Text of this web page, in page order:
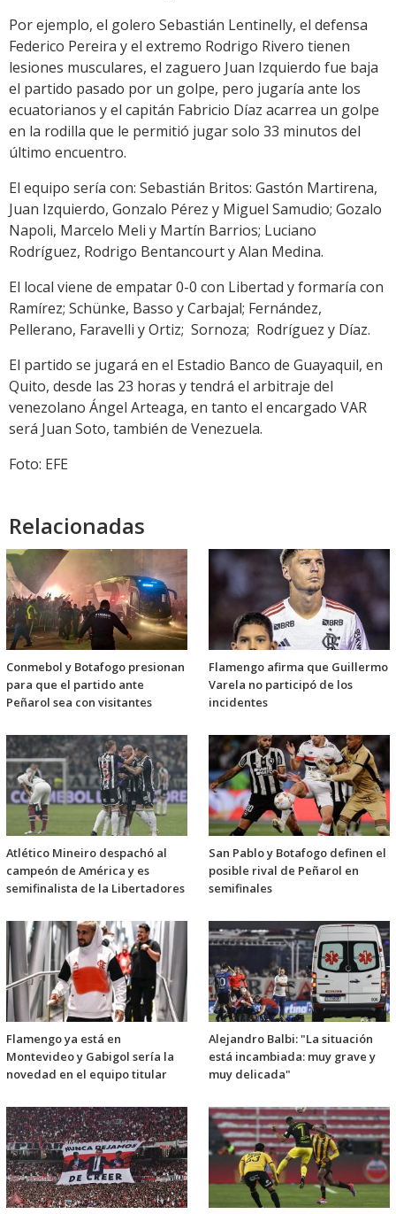
Por ejemplo, el golero Sebastián Lentinelly, el defensa
Federico Pereira y el extremo Rodrigo Rivero tienen
lesiones musculares, el zaguero Juan Izquierdo fue baja
el partido pasado por un golpe, pero jugaría ante los
ecuatorianos y el capitán Fabricio Díaz acarrea un golpe
en la rodilla que le permitió jugar solo 33 minutos del
último encuentro.
El equipo sería con: Sebastián Britos: Gastón Martirena,
Juan Izquierdo, Gonzalo Pérez y Miguel Samudio; Gozalo
Napoli, Marcelo Meli y Martín Barrios; Luciano
Rodríguez, Rodrigo Bentancourt y Alan Medina.
El local viene de empatar 0-0 con Libertad y formaría con
Ramírez; Schünke, Basso y Carbajal; Fernández,
Pellerano, Faravelli y Ortiz; Sornoza; Rodríguez y Díaz.
El partido se jugará en el Estadio Banco de Guayaquil, en
Quito, desde las 23 horas y tendrá el arbitraje del
venezolano Ángel Arteaga, en tanto el encargado VAR
será Juan Soto, también de Venezuela.
Foto: EFE
Relacionadas
Conmebol y Botafogo presionan
para que el partido ante
Peñarol sea con visitantes
Flamengo afirma que Guillermo
Varela no participó de los
incidentes
Atlético Mineiro despachó al
campeón de América y es
semifinalista de la Libertadores
San Pablo y Botafogo definen el
posible rival de Peñarol en
semifinales
Flamengo ya está en
Montevideo y Gabigol sería la
novedad en el equipo titular
Alejandro Balbi: "La situación
está incambiada: muy grave y
muy delicada"